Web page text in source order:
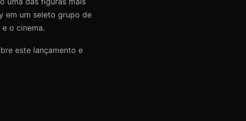
em um seleto grupo de
o cinema.
este lançamento e